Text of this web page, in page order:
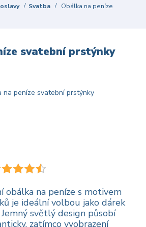
Svatba
Obálka na peníze
svatební prstýnky
obálka na peníze s motivem
je ideální volbou jako dárek
světlý design působí
zatímco vyobrazení